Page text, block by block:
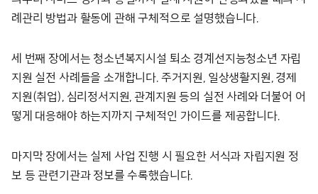
례관리 방법과 활동에 관해 구체적으로 설명했습니다.
세 번째 장에서는 청소년복지시설 퇴소 경계선지능청소년 자립
지원 실전 사례들을 소개합니다. 주거지원, 일상생활지원, 경제
지원(취업), 심리정서지원, 관계지원 등의 실전 사례와 더불어 어
떻게 대응해야 하는지까지 구체적인 가이드를 제공합니다.
마지막 장에서는 실제 사업 진행 시 필요한 서식과 자립지원 정
보 등 관련기관과 정보를 수록했습니다.